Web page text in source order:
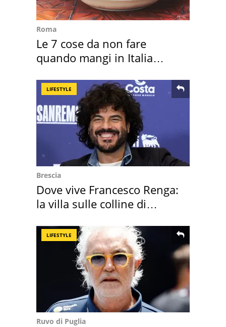
Roma
Le 7 cose da non fare
quando mangi in Italia
LIFESTYLE
Brescia
Dove vive Francesco Renga:
la villa sulle colline di
LIFESTYLE
Ruvo di Puglia